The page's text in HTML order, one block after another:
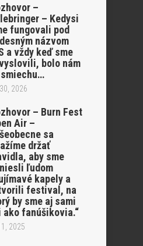
–
– Kedysi
fungovali pod
názvom
a vždy keď sme
bolo nám
2026
– Burn Fest
Air –
sa
držať
aby sme
ľudom
kapely a
festival, na
by sme aj sami
ako fanúšikovia.“
2025